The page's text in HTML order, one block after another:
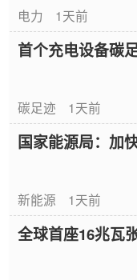
电力 1天前
首个充电设备碳
碳足迹 1天前
国家能源局：加
新能源 1天前
全球首座16兆瓦